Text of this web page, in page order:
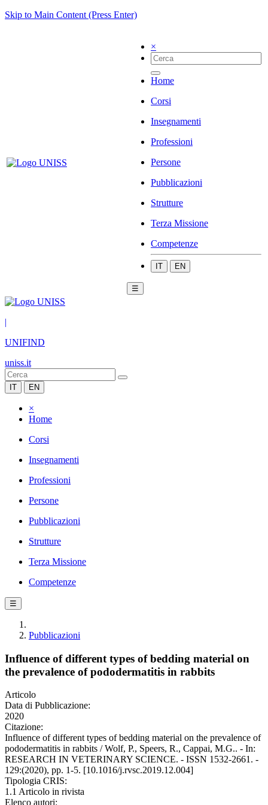
Skip to Main Content (Press Enter)
×
Home
Corsi
Insegnamenti
Professioni
Persone
Pubblicazioni
Strutture
Terza Missione
Competenze
IT EN
☰
|
UNIFIND
uniss.it
IT EN
×
Home
Corsi
Insegnamenti
Professioni
Persone
Pubblicazioni
Strutture
Terza Missione
Competenze
☰
Pubblicazioni
Influence of different types of bedding material on
the prevalence of pododermatitis in rabbits
Articolo
Data di Pubblicazione:
2020
Citazione:
Influence of different types of bedding material on the prevalence of
pododermatitis in rabbits / Wolf, P., Speers, R., Cappai, M.G.. - In:
RESEARCH IN VETERINARY SCIENCE. - ISSN 1532-2661. -
129:(2020), pp. 1-5. [10.1016/j.rvsc.2019.12.004]
Tipologia CRIS:
1.1 Articolo in rivista
Elenco autori: